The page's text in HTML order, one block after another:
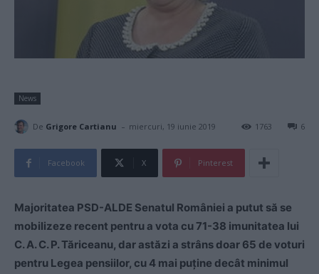
News
De Grigore Cartianu - miercuri, 19 iunie 2019 6
1763
Facebook X Pinterest
Majoritatea PSD-ALDE Senatul României a putut să se
mobilizeze recent pentru a vota cu 71-38 imunitatea lui
C. A. C. P. Tăriceanu, dar astăzi a strâns doar 65 de voturi
pentru Legea pensiilor, cu 4 mai puține decât minimul